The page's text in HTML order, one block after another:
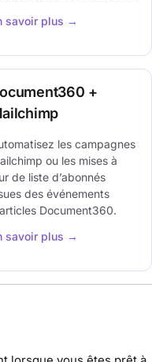
savoir plus →
+
les campagnes
ou les mises à
de liste d’abonnés
des événements
Document360.
savoir plus →